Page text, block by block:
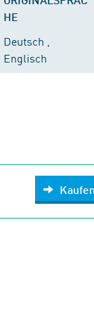
HE
Deutsch ,
Englisch